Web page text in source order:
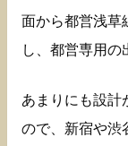
面から都営浅草
し、都営専用の
あまりにも設計
ので、新宿や渋